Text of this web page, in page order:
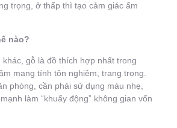
trọng, ở thấp thì tạo cảm giác ấm
nào?
khác, gỗ là đồ thích hợp nhất trong
mang tính tôn nghiêm, trang trọng.
phòng, cần phải sử dụng màu nhẹ,
làm “khuấy động” không gian vốn